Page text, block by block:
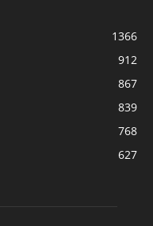
1366
912
867
839
768
627